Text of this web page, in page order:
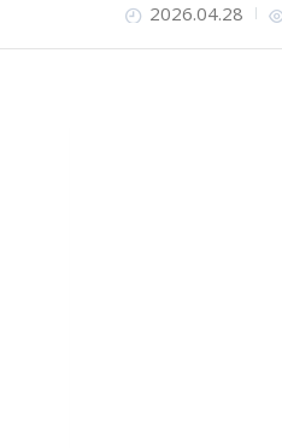
2026.04.28